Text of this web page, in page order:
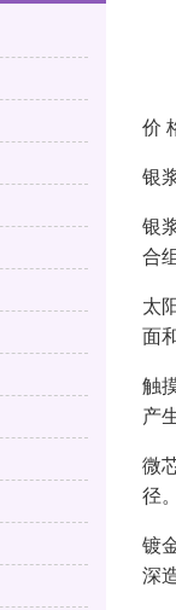
价
银
银
合
太
面
触
产
微
径
镀
深